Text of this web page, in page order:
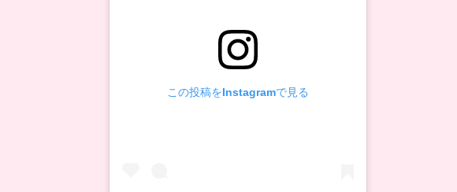
この投稿をInstagramで見る